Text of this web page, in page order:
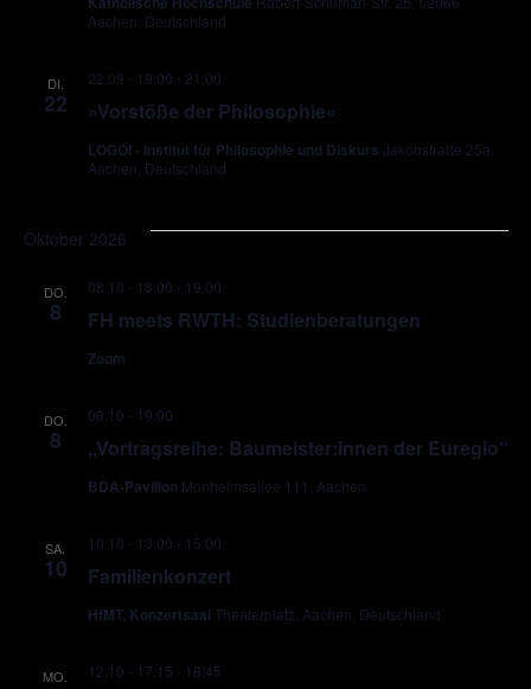
Aachen, Deutschland
DI.
22 »Vorstöße der Philosophie«
22.09 - 19:00 - 21:00
LOGOI - Institut für Philosophie und Diskurs Jakobstraße 25a,
Aachen, Deutschland
Oktober 2026
DO.
8 FH meets RWTH: Studienberatungen
08.10 - 18:00 - 19:00
Zoom
DO.
8 „Vortragsreihe: Baumeister:innen der Euregio“
08.10 - 19:00
BDA-Pavillon Monheimsallee 111, Aachen
SA.
10 Familienkonzert
10.10 - 13:00 - 15:00
HfMT, Konzertsaal Theaterplatz, Aachen, Deutschland
MO. 12.10 - 17:15 - 18:45